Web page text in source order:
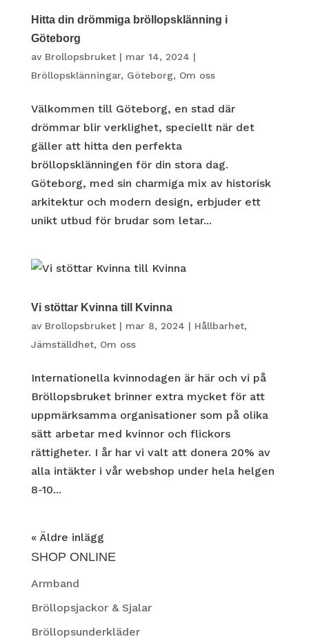
Hitta din drömmiga bröllopsklänning i
Göteborg
av Brollopsbruket| mar 14, 2024 |
Bröllopsklänningar, Göteborg, Om oss
Välkommen till Göteborg, en stad där
drömmar blir verklighet, speciellt när det
gäller att hitta den perfekta
bröllopsklänningen för din stora dag.
Göteborg, med sin charmiga mix av historisk
arkitektur och modern design, erbjuder ett
unikt utbud för brudar som letar...
Vi stöttar Kvinna till Kvinna
av Brollopsbruket| mar 8, 2024 | Hållbarhet,
Jämställdhet, Om oss
Internationella kvinnodagen är här och vi på
Bröllopsbruket brinner extra mycket för att
uppmärksamma organisationer som på olika
sätt arbetar med kvinnor och flickors
rättigheter. I år har vi valt att donera 20% av
alla intäkter i vår webshop under hela helgen
8-10...
« Äldre inlägg
SHOP ONLINE
Armband
Bröllopsjackor & Sjalar
Bröllopsunderkläder